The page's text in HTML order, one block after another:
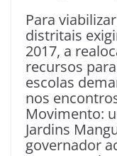
Para
distritais
2017, a
recursos
escolas
nos
Movimento:
Jardins
governador